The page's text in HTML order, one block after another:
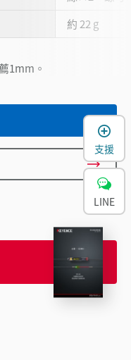
約 22 g
1mm。
支援
LINE